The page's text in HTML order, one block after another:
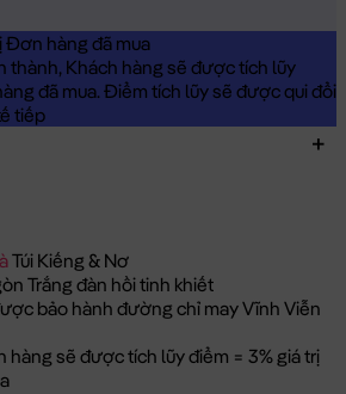
Đơn hàng đã mua
thành, Khách hàng sẽ được tích lũy
đã mua. Điểm tích lũy sẽ được qui đổi
tiếp
Túi Kiếng & Nơ
Trắng đàn hồi tinh khiết
bảo hành đường chỉ may Vĩnh Viễn
hàng sẽ được tích lũy điểm = 3% giá trị